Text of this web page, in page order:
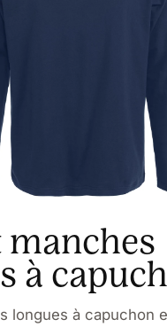
à
longues à capuchon